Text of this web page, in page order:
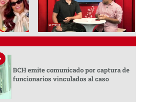
BCH emite comunicado por captura de
funcionarios vinculados al caso